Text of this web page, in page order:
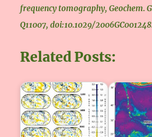
frequency tomography, Geochem.
Q11007, doi:10.1029/
Related Posts: